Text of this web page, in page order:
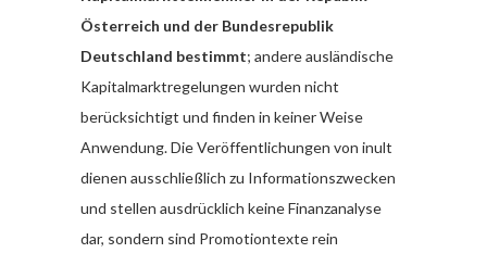
Österreich und der Bundesrepublik
Deutschland bestimmt; andere ausländische
Kapitalmarktregelungen wurden nicht
berücksichtigt und finden in keiner Weise
Anwendung. Die Veröffentlichungen von inult
dienen ausschließlich zu Informationszwecken
und stellen ausdrücklich keine Finanzanalyse
dar, sondern sind Promotiontexte rein